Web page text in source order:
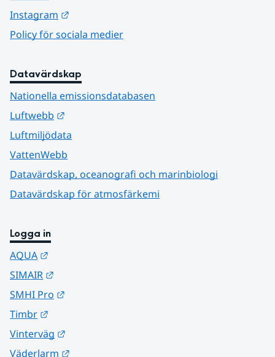
Instagram
Policy för sociala medier
Datavärdskap
Nationella emissionsdatabasen
Luftwebb
Luftmiljödata
VattenWebb
Datavärdskap, oceanografi och marinbiologi
Datavärdskap för atmosfärkemi
Logga in
AQUA
SIMAIR
SMHI Pro
Timbr
Vinterväg
Väderlarm